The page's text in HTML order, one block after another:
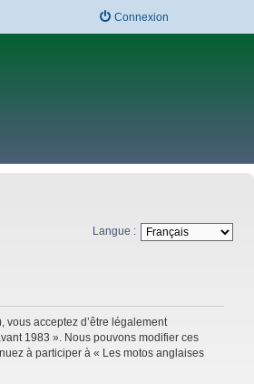
Connexion
Langue :
acceptez d’être légalement
1983 ». Nous pouvons modifier ces
à participer à « Les motos anglaises